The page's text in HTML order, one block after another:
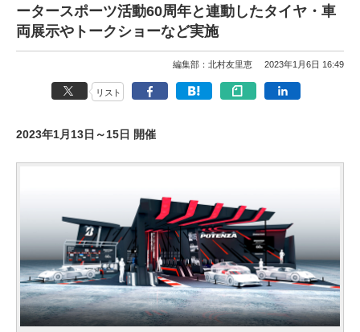
ータースポーツ活動60周年と連動したタイヤ・車
両展示やトークショーなど実施
編集部：北村友里恵 2023年1月6日 16:49
リスト
2023年1月13日～15日 開催